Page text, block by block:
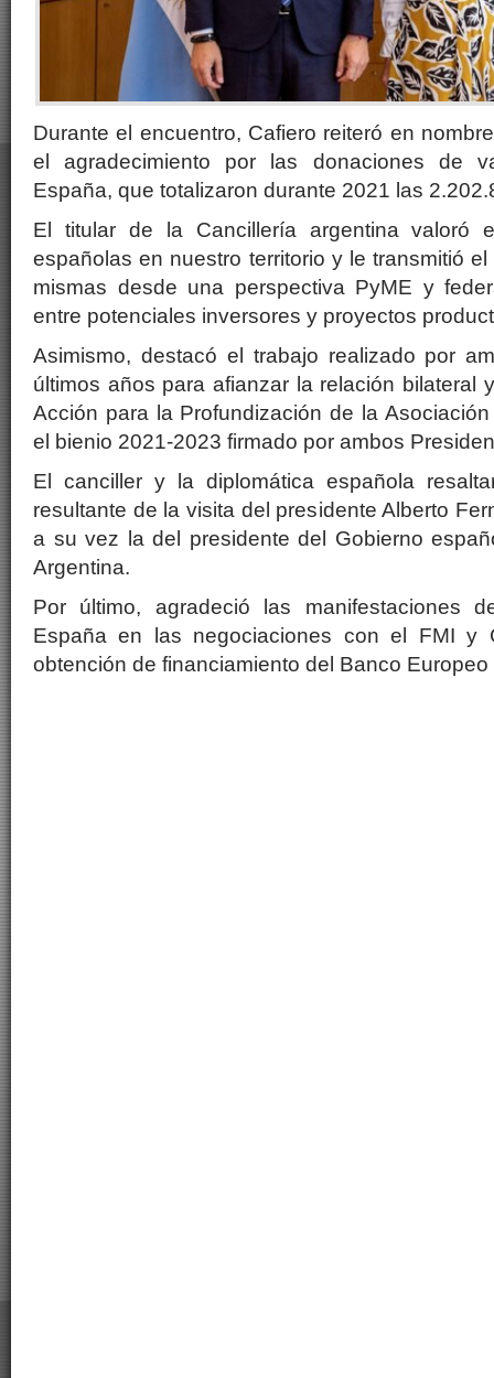
Durante el encuentro, Cafiero reiteró en
el agradecimiento por las donaciones de
España, que totalizaron durante 2021 las
El titular de la Cancillería argentina valoró
españolas en nuestro territorio y le transmitió
mismas desde una perspectiva PyME y
entre potenciales inversores y proyectos
Asimismo, destacó el trabajo realizado por
últimos años para afianzar la relación bilateral
Acción para la Profundización de la
el bienio 2021-2023 firmado por ambos
El canciller y la diplomática española
resultante de la visita del presidente Alberto
a su vez la del presidente del Gobierno
Argentina.
Por último, agradeció las manifestaciones
España en las negociaciones con el FMI
obtención de financiamiento del Banco